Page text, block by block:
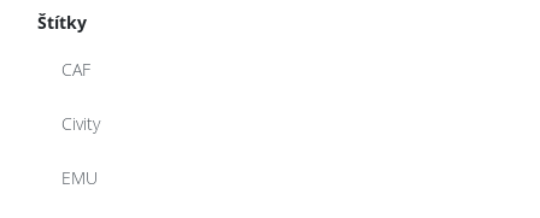
Štítky
CAF
Civity
EMU